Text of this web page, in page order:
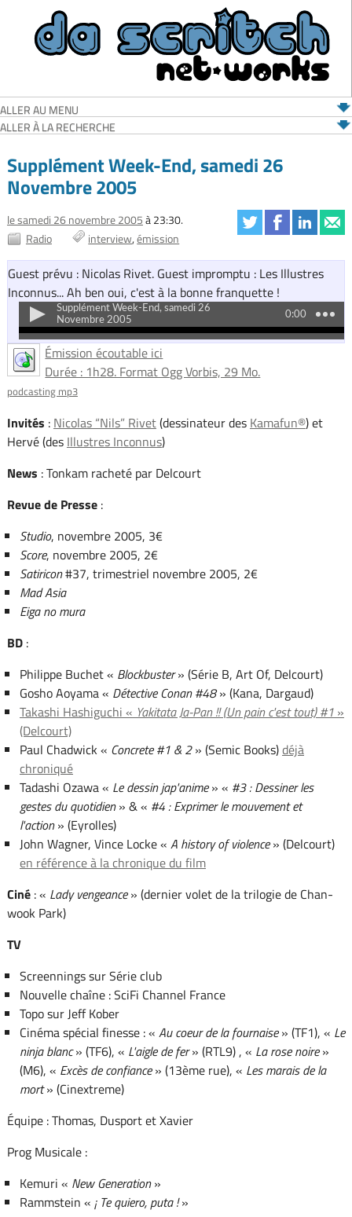
ALLER AU MENU
ALLER À LA RECHERCHE
Supplément Week-End, samedi 26
Novembre 2005
le samedi 26 novembre 2005à 23:30.
Radio
interview émission
Guest prévu : Nicolas Rivet. Guest impromptu : Les Illustres
Inconnus... Ah ben oui, c'est à la bonne franquette !
Émission écoutable ici
Durée : 1h28. Format Ogg Vorbis, 29 Mo.
podcasting mp3
Invités : Nicolas “Nils” Rivet(dessinateur des Kamafun®) et
Hervé (des Illustres Inconnus)
News : Tonkam racheté par Delcourt
Revue de Presse:
Studio, novembre 2005, 3€
Score, novembre 2005, 2€
Satiricon#37, trimestriel novembre 2005, 2€
Mad Asia
Eiga no mura
BD:
Philippe Buchet « Blockbuster» (Série B, Art Of, Delcourt)
Gosho Aoyama « Détective Conan #48» (Kana, Dargaud)
Takashi Hashiguchi « Yakitata Ja-Pan !! (Un pain c'est tout) #1»
(Delcourt)
Paul Chadwick « Concrete #1 & 2» (Semic Books)déjà
chroniqué
Tadashi Ozawa « Le dessin jap'anime» « #3 : Dessiner les
gestes du quotidien» & « #4 : Exprimer le mouvement et
l'action» (Eyrolles)
John Wagner, Vince Locke « A history of violence» (Delcourt)
en référence à la chronique du film
Ciné: « Lady vengeance» (dernier volet de la trilogie de Chan-
wook Park)
TV
Screennings sur Série club
Nouvelle chaîne : SciFi Channel France
Topo sur Jeff Kober
Cinéma spécial finesse : « Au coeur de la fournaise» (TF1), « Le
ninja blanc» (TF6), « L'aigle de fer» (RTL9) , « La rose noire»
(M6), « Excès de confiance» (13ème rue), « Les marais de la
mort» (Cinextreme)
Équipe : Thomas, Dusport et Xavier
Prog Musicale :
Kemuri « New Generation»
Rammstein « ¡ Te quiero, puta !»